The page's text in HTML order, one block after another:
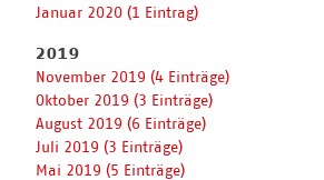
Januar 2020 (1 Eintrag)
2019
November 2019 (4 Einträge)
Oktober 2019 (3 Einträge)
August 2019 (6 Einträge)
Juli 2019 (3 Einträge)
Mai 2019 (5 Einträge)